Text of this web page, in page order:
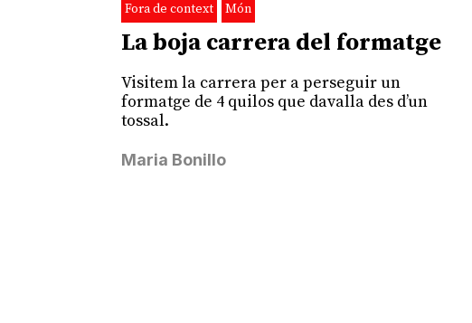
Fora de context Món
La boja carrera del formatge
Visitem la carrera per a perseguir un
formatge de 4 quilos que davalla des d’un
tossal.
Maria Bonillo